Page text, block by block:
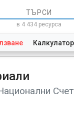
в 4 434 ресурса